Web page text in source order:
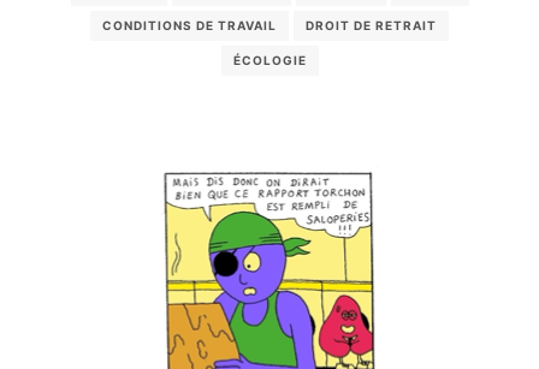
CONDITIONS DE TRAVAIL DROIT DE RETRAIT
ÉCOLOGIE